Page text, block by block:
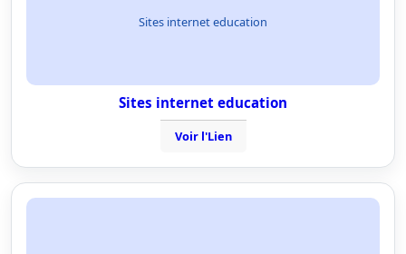
Sites internet education
Sites internet education
Voir l'Lien